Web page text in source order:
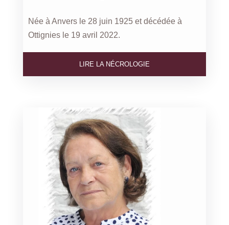
Née à Anvers le 28 juin 1925 et décédée à
Ottignies le 19 avril 2022.
LIRE LA NÉCROLOGIE